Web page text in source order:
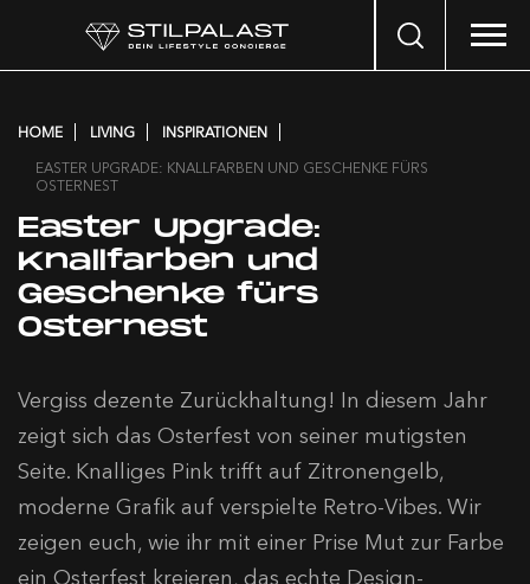
Search
HOME LIVING
INSPIRATIONEN
EASTER UPGRADE: KNALLFARBEN UND GESCHENKE FÜRS
OSTERNEST
Easter Upgrade:
Knallfarben und
Geschenke fürs
Osternest
Vergiss dezente Zurückhaltung! In diesem Jahr
zeigt sich das Osterfest von seiner mutigsten
Seite. Knalliges Pink trifft auf Zitronengelb,
moderne Grafik auf verspielte Retro-Vibes. Wir
zeigen euch, wie ihr mit einer Prise Mut zur Farbe
ein Osterfest kreieren, das echte Design-